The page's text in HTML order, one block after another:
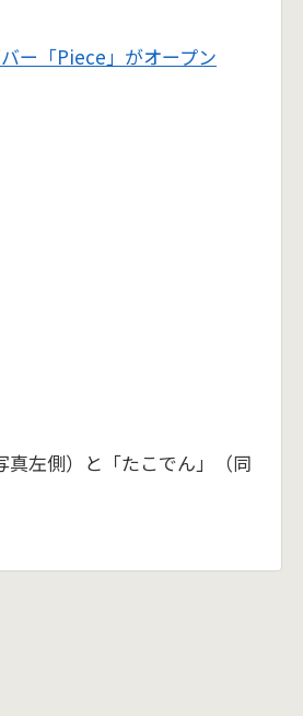
ー「Piece」がオープン
真左側）と「たこでん」（同